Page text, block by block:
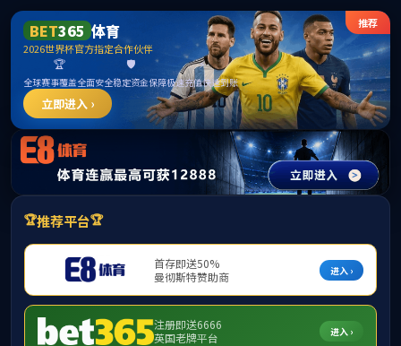
太阳成集团tyc138(中国区)官方网站-Official
Platform